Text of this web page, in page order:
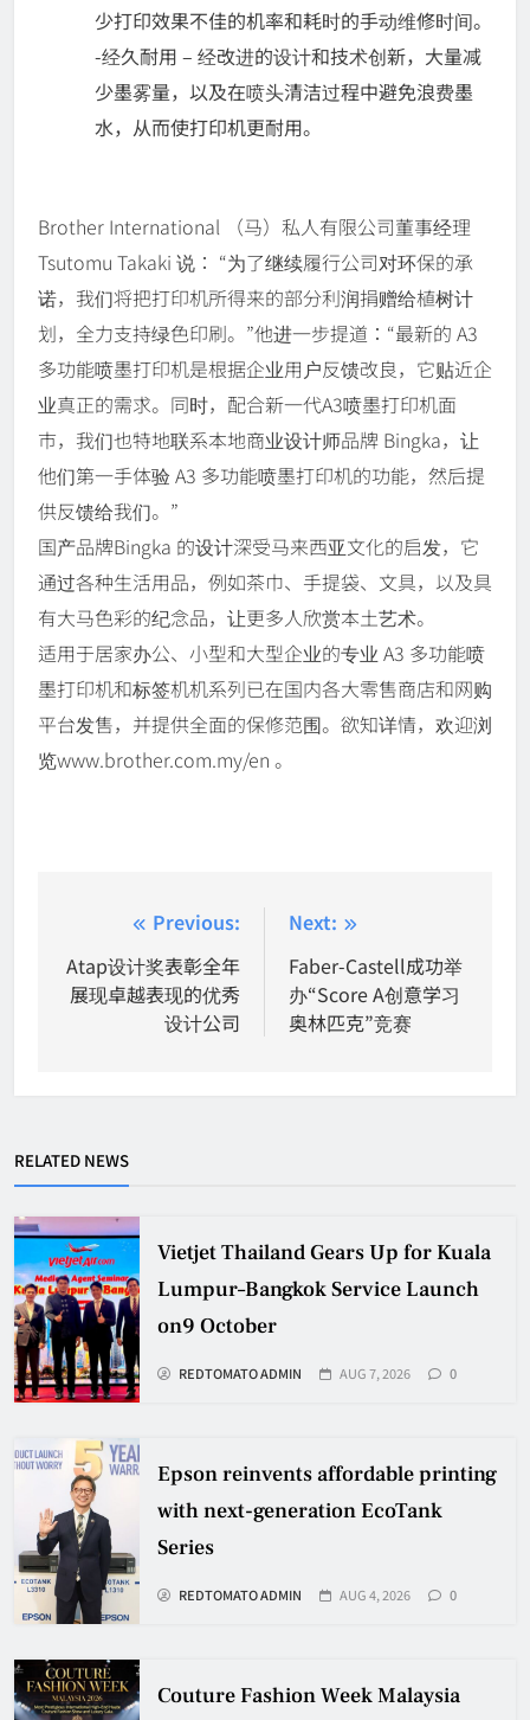
少打印效果不佳的机率和耗时的手动维修时间。
-经久耐用 – 经改进的设计和技术创新，大量减
少墨雾量，以及在喷头清洁过程中避免浪费墨
水，从而使打印机更耐用。
Brother International （马）私人有限公司董事经理
Tsutomu Takaki 说： “为了继续履行公司对环保的承
诺，我们将把打印机所得来的部分利润捐赠给植树计
划，全力支持绿色印刷。”他进一步提道：“最新的 A3
多功能喷墨打印机是根据企业用户反馈改良，它贴近企
业真正的需求。同时，配合新一代A3喷墨打印机面
市，我们也特地联系本地商业设计师品牌 Bingka，让
他们第一手体验 A3 多功能喷墨打印机的功能，然后提
供反馈给我们。”
国产品牌Bingka 的设计深受马来西亚文化的启发，它
通过各种生活用品，例如茶巾、手提袋、文具，以及具
有大马色彩的纪念品，让更多人欣赏本土艺术。
适用于居家办公、小型和大型企业的专业 A3 多功能喷
墨打印机和标签机机系列已在国内各大零售商店和网购
平台发售，并提供全面的保修范围。欲知详情，欢迎浏
览www.brother.com.my/en 。
navigation
Previous:
Atap设计奖表彰全年
展现卓越表现的优秀
设计公司
Next:
Faber-Castell成功举
办“Score A创意学习
奥林匹克”竞赛
RELATED NEWS
Vietjet Thailand Gears Up for Kuala
Lumpur–Bangkok Service Launch
on9 October
REDTOMATO ADMIN AUG 7, 2026 0
Epson reinvents affordable printing
with next-generation EcoTank
Series
REDTOMATO ADMIN AUG 4, 2026 0
Couture Fashion Week Malaysia